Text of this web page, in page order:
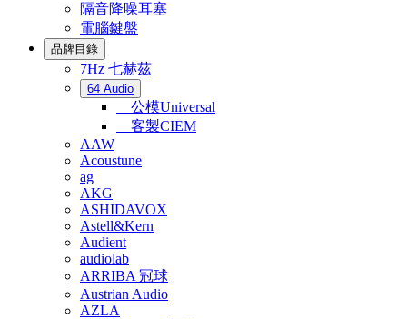
隔音降噪耳塞
電腦鍵盤
品牌目錄
7Hz 七赫茲
64 Audio
公模Universal
客製CIEM
AAW
Acoustune
ag
AKG
ASHIDAVOX
Astell&Kern
Audient
audiolab
ARRIBA 冠球
Austrian Audio
AZLA